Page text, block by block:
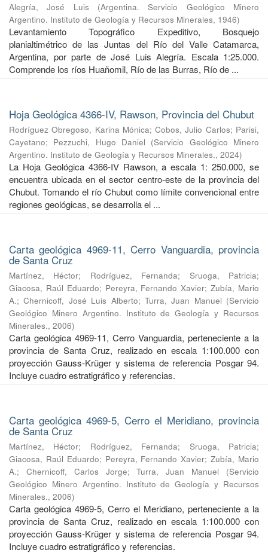
Alegría, José Luis (Argentina. Servicio Geológico Minero
Argentino. Instituto de Geología y Recursos Minerales, 1946)
Levantamiento Topográfico Expeditivo, Bosquejo
planialtimétrico de las Juntas del Río del Valle Catamarca,
Argentina, por parte de José Luis Alegría. Escala 1:25.000.
Comprende los ríos Huañomil, Río de las Burras, Río de ...
Hoja Geológica 4366-IV, Rawson, Provincia del Chubut
Rodríguez Obregoso, Karina Mónica;Cobos, Julio Carlos; Parisi,
Cayetano; Pezzuchi, Hugo Daniel (Servicio Geológico Minero
Argentino. Instituto de Geología y Recursos Minerales., 2024)
La Hoja Geológica 4366-IV Rawson, a escala 1: 250.000, se
encuentra ubicada en el sector centro-este de la provincia del
Chubut. Tomando el río Chubut como límite convencional entre
regiones geológicas, se desarrolla el ...
Carta geológica 4969-11, Cerro Vanguardia, provincia
de Santa Cruz
Martínez, Héctor; Rodríguez, Fernanda; Sruoga, Patricia;
Giacosa, Raúl Eduardo; Pereyra, Fernando Xavier;Zubía, Mario
A.;Chernicoff, José Luis Alberto; Turra, Juan Manuel (Servicio
Geológico Minero Argentino. Instituto de Geología y Recursos
Minerales., 2006)
Carta geológica 4969-11, Cerro Vanguardia, perteneciente a la
provincia de Santa Cruz, realizado en escala 1:100.000 con
proyección Gauss-Krüger y sistema de referencia Posgar 94.
Incluye cuadro estratigráfico y referencias.
Carta geológica 4969-5, Cerro el Meridiano, provincia
de Santa Cruz
Martínez, Héctor; Rodríguez, Fernanda; Sruoga, Patricia;
Giacosa, Raúl Eduardo; Pereyra, Fernando Xavier;Zubía, Mario
A.; Chernicoff, Carlos Jorge;Turra, Juan Manuel (Servicio
Geológico Minero Argentino. Instituto de Geología y Recursos
Minerales., 2006)
Carta geológica 4969-5, Cerro el Meridiano, perteneciente a la
provincia de Santa Cruz, realizado en escala 1:100.000 con
proyección Gauss-Krüger y sistema de referencia Posgar 94.
Incluye cuadro estratigráfico y referencias.